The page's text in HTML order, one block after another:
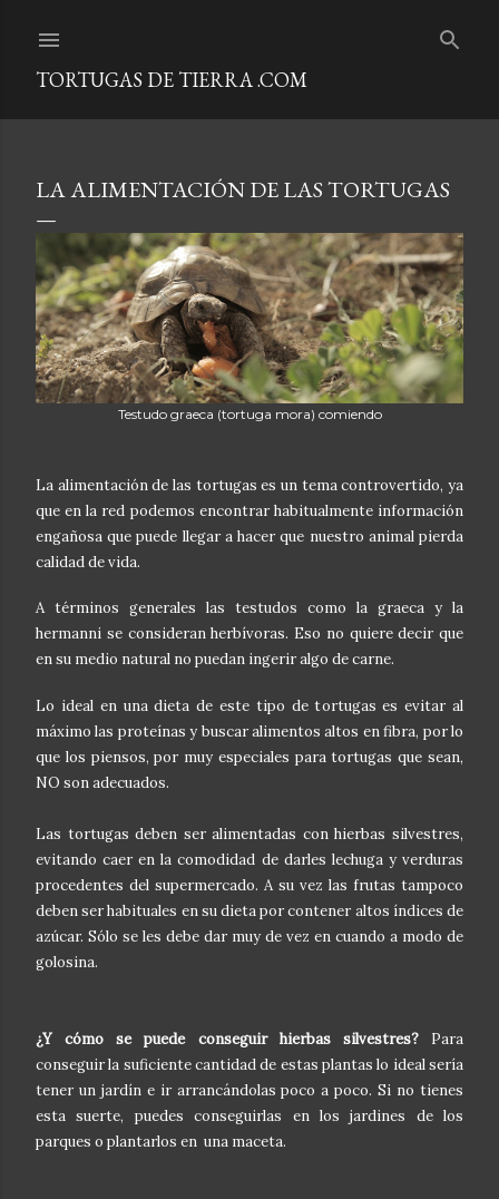
TORTUGAS DE TIERRA .COM
LA ALIMENTACIÓN DE LAS TORTUGAS
Testudo graeca (tortuga mora) comiendo
La alimentación de las tortugas es un tema controvertido, ya
que en la red podemos encontrar habitualmente información
engañosa que puede llegar a hacer que nuestro animal pierda
calidad de vida.
A términos generales las testudos como la graeca y la
hermanni se consideran herbívoras. Eso no quiere decir que
en su medio natural no puedan ingerir algo de carne.
Lo ideal en una dieta de este tipo de tortugas es evitar al
máximo las proteínas y buscar alimentos altos en fibra, por lo
que los piensos, por muy especiales para tortugas que sean,
NO son adecuados.
Las tortugas deben ser alimentadas con hierbas silvestres,
evitando caer en la comodidad de darles lechuga y verduras
procedentes del supermercado. A su vez las frutas tampoco
deben ser habituales en su dieta por contener altos índices de
azúcar. Sólo se les debe dar muy de vez en cuando a modo de
golosina.
¿Y cómo se puede conseguir hierbas silvestres? Para
conseguir la suficiente cantidad de estas plantas lo ideal sería
tener un jardín e ir arrancándolas poco a poco. Si no tienes
esta suerte, puedes conseguirlas en los jardines de los
parques o plantarlos en una maceta.